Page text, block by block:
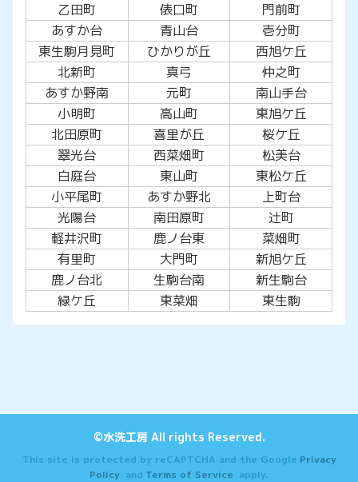
乙田町
俵口町
門前町
あすか台
青山台
壱分町
東生駒月見町
ひかりが丘
西旭ケ丘
北新町
真弓
仲之町
あすか野南
元町
南山手台
小明町
高山町
東旭ケ丘
北田原町
喜里が丘
桜ケ丘
翠光台
西菜畑町
松美台
白庭台
東山町
東松ケ丘
小平尾町
あすか野北
上町台
光陽台
南田原町
辻町
軽井沢町
鹿ノ台東
菜畑町
有里町
大門町
新旭ケ丘
鹿ノ台北
生駒台南
新生駒台
緑ケ丘
東菜畑 東生駒
©水洗工房 All rights Reserved.
This site is protected by reCAPTCHA and the Google Privacy
Policy and Terms of Service apply.